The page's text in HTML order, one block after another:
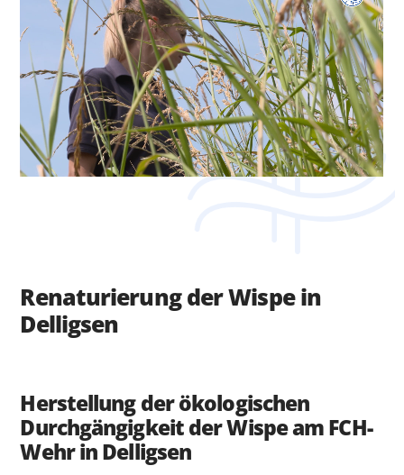
Renaturierung der Wispe in
Delligsen
Herstellung der ökologischen
Durchgängigkeit der Wispe am FCH-
Wehr in Delligsen